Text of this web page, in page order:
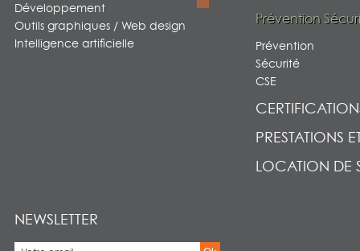
Développement
Outils graphiques / Web design
Intelligence artificielle
Prévention
Prévention
Sécurité
CSE
PRESTATIONS
LOCATION DE
NEWSLETTER